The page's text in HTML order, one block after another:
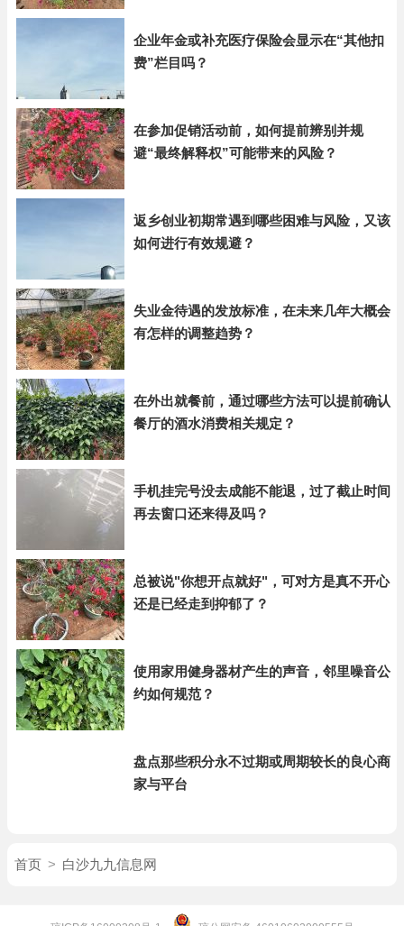
企业年金或补充医疗保险会显示在“其他扣
费”栏目吗？
在参加促销活动前，如何提前辨别并规
避“最终解释权”可能带来的风险？
返乡创业初期常遇到哪些困难与风险，又该
如何进行有效规避？
失业金待遇的发放标准，在未来几年大概会
有怎样的调整趋势？
在外出就餐前，通过哪些方法可以提前确认
餐厅的酒水消费相关规定？
手机挂完号没去成能不能退，过了截止时间
再去窗口还来得及吗？
总被说"你想开点就好"，可对方是真不开心
还是已经走到抑郁了？
使用家用健身器材产生的声音，邻里噪音公
约如何规范？
盘点那些积分永不过期或周期较长的良心商
家与平台
首页 > 白沙九九信息网